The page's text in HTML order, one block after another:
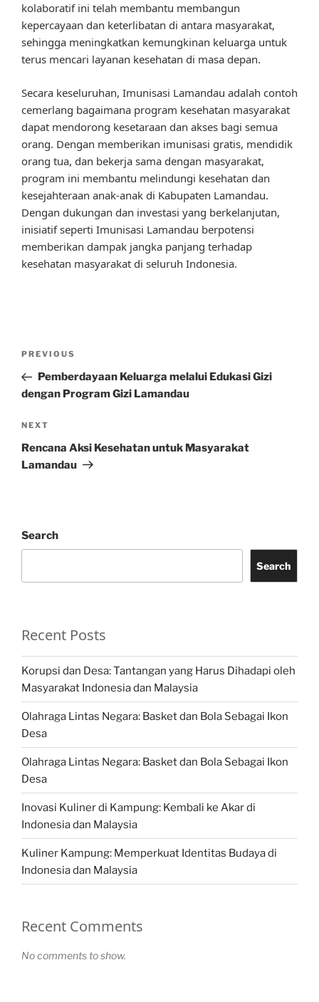
kolaboratif ini telah membantu membangun
kepercayaan dan keterlibatan di antara masyarakat,
sehingga meningkatkan kemungkinan keluarga untuk
terus mencari layanan kesehatan di masa depan.
Secara keseluruhan, Imunisasi Lamandau adalah contoh
cemerlang bagaimana program kesehatan masyarakat
dapat mendorong kesetaraan dan akses bagi semua
orang. Dengan memberikan imunisasi gratis, mendidik
orang tua, dan bekerja sama dengan masyarakat,
program ini membantu melindungi kesehatan dan
kesejahteraan anak-anak di Kabupaten Lamandau.
Dengan dukungan dan investasi yang berkelanjutan,
inisiatif seperti Imunisasi Lamandau berpotensi
memberikan dampak jangka panjang terhadap
kesehatan masyarakat di seluruh Indonesia.
Previous
Post
PREVIOUS
Pemberdayaan Keluarga melalui Edukasi Gizi
dengan Program Gizi Lamandau
Next
Post
NEXT
Rencana Aksi Kesehatan untuk Masyarakat
Lamandau
Search
Search
Recent Posts
Korupsi dan Desa: Tantangan yang Harus Dihadapi oleh
Masyarakat Indonesia dan Malaysia
Olahraga Lintas Negara: Basket dan Bola Sebagai Ikon
Desa
Olahraga Lintas Negara: Basket dan Bola Sebagai Ikon
Desa
Inovasi Kuliner di Kampung: Kembali ke Akar di
Indonesia dan Malaysia
Kuliner Kampung: Memperkuat Identitas Budaya di
Indonesia dan Malaysia
Recent Comments
No comments to show.